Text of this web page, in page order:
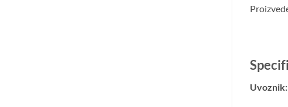
Uvoznik: